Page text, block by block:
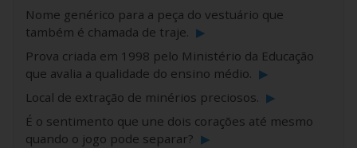
Nome genérico para a peça do vestuário que
também é chamada de traje. ▶
Prova criada em 1998 pelo Ministério da Educação
que avalia a qualidade do ensino médio. ▶
Local de extração de minérios preciosos. ▶
É o sentimento que une dois corações até mesmo
quando o jogo pode separar? ▶